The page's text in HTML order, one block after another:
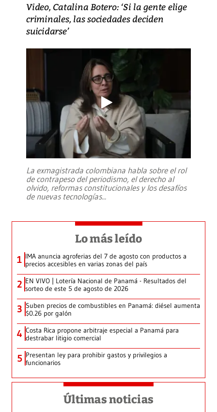
Video, Catalina Botero: ‘Si la gente elige
criminales, las sociedades deciden
suicidarse’
La exmagistrada colombiana habla sobre el rol
de contrapeso del periodismo, el derecho al
olvido, reformas constitucionales y los desafíos
de nuevas tecnologías...
Lo más leído
1 IMA anuncia agroferias del 7 de agosto con productos a
precios accesibles en varias zonas del país
2 EN VIVO | Lotería Nacional de Panamá - Resultados del
sorteo de este 5 de agosto de 2026
3 Suben precios de combustibles en Panamá: diésel aumenta
$0.26 por galón
4 Costa Rica propone arbitraje especial a Panamá para
destrabar litigio comercial
5 Presentan ley para prohibir gastos y privilegios a
funcionarios
Últimas noticias